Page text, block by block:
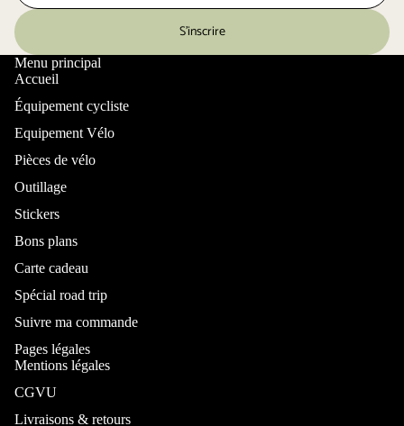
S’inscrire
Menu principal
Accueil
Équipement cycliste
Equipement Vélo
Pièces de vélo
Outillage
Stickers
Bons plans
Carte cadeau
Spécial road trip
Suivre ma commande
Pages légales
Mentions légales
CGVU
Livraisons & retours